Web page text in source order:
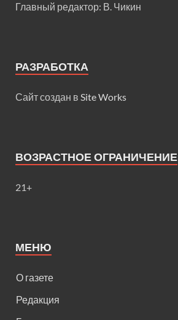
Главный редактор: В. Чикин
РАЗРАБОТКА
Сайт создан в Site Works
ВОЗРАСТНОЕ ОГРАНИЧЕНИЕ
21+
МЕНЮ
О газете
Редакция